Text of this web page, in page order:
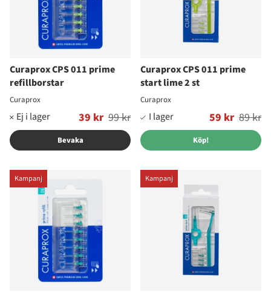
Curaprox CPS 011 prime
refillborstar
Curaprox
39 kr
Ordinarie pris: 99 kr
Bevaka
Curaprox CPS 011 prime
start lime 2 st
Curaprox
59 kr
Ordinarie pris: 89 kr
Köp!
Kampanj Kampanj